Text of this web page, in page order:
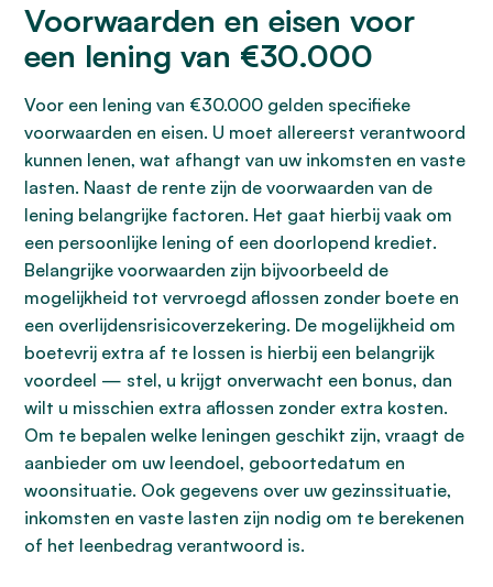
Voorwaarden en eisen voor
een lening van €30.000
Voor een lening van €30.000 gelden specifieke
voorwaarden en eisen. U moet allereerst verantwoord
kunnen lenen, wat afhangt van uw inkomsten en vaste
lasten. Naast de rente zijn de voorwaarden van de
lening belangrijke factoren. Het gaat hierbij vaak om
een persoonlijke lening of een doorlopend krediet.
Belangrijke voorwaarden zijn bijvoorbeeld de
mogelijkheid tot vervroegd aflossen zonder boete en
een overlijdensrisicoverzekering. De mogelijkheid om
boetevrij extra af te lossen is hierbij een belangrijk
voordeel — stel, u krijgt onverwacht een bonus, dan
wilt u misschien extra aflossen zonder extra kosten.
Om te bepalen welke leningen geschikt zijn, vraagt de
aanbieder om uw leendoel, geboortedatum en
woonsituatie. Ook gegevens over uw gezinssituatie,
inkomsten en vaste lasten zijn nodig om te berekenen
of het leenbedrag verantwoord is.